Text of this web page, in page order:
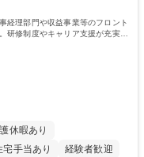
経理部門や収益事業等のフロント
研修制度やキャリア支援が充実し
休暇あり
宅手当あり
経験者歓迎